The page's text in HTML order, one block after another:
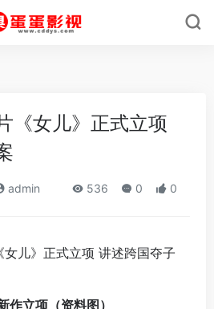
《女儿》正式立项
admin 536 0 0
作立项（资料图）